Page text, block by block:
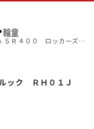
４００ ロッカーズルック ＲＨ０１Ｊ アルミ
ック ＲＨ０１Ｊ